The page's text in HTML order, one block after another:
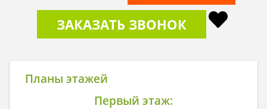
ЗАКАЗАТЬ ЗВОНОК
Планы этажей
Первый этаж: